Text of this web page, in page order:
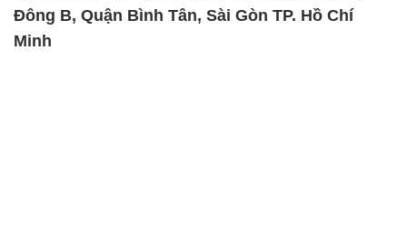
Đông B, Quận Bình Tân, Sài Gòn TP. Hồ Chí
Minh